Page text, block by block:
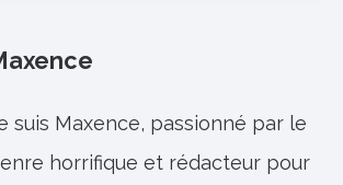
suis Maxence, passionné par le
horrifique et rédacteur pour